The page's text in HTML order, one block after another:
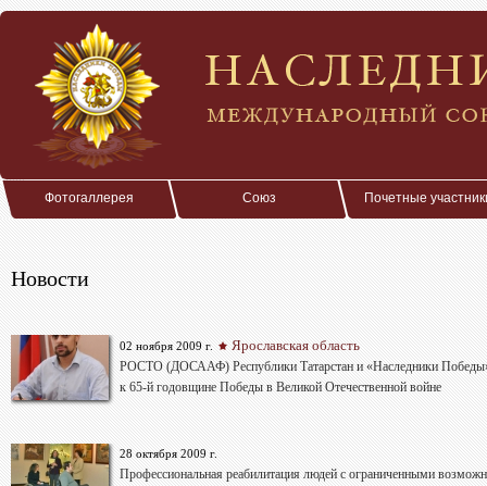
Фотогаллерея Союз Почетные
Новости
02 ноября 2009 г. Ярославская область
РОСТО (ДОСААФ) Республики Татарстан и «Наследники
к 65-й годовщине Победы в Великой Отечественной войне
28 октября 2009 г.
Профессиональная реабилитация людей с ограниченными